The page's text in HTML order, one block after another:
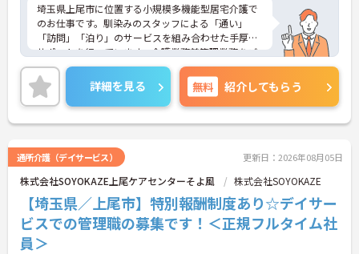
埼玉県上尾市に位置する小規模多機能型居宅介護で
のお仕事です。馴染みのスタッフによる「通い」
「訪問」「泊り」のサービスを組み合わせた手厚く
サポートを行っています。介護業務兼管理業務をご
担当いただきます。住宅手当等待遇面の良さも魅力
です。ご興味のある方には、面接対策ポイントな
ど、さらに詳細をお話しいたしますのでお気軽にご
相談ください！
詳細を見る 無料 紹介してもらう
通所介護（デイサービス） 更新日：2026年08月05日
株式会社SOYOKAZE上尾ケアセンターそよ風 株式会社SOYOKAZE
【埼玉県／上尾市】特別報酬制度あり☆デイサー
ビスでの管理職の募集です！＜正規フルタイム社
員＞